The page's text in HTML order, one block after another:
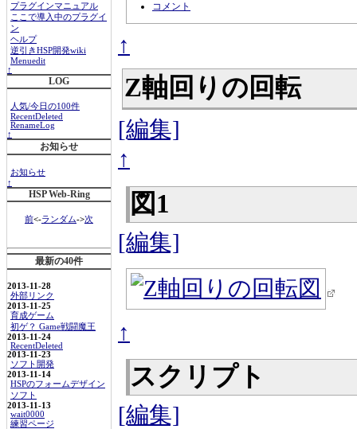
プラグインマニュアル
ここで導入中のプラグイ
ン
ヘルプ
逆引きHSP開発wiki
Menuedit
↑
LOG
人気/今日の100件
RecentDeleted
RenameLog
↑
お知らせ
お知らせ
↑
HSP Web-Ring
前<-ランダム->次
最新の40件
2013-11-28
外部リンク
2013-11-25
育成ゲーム
初ゲ？ Game戦闘魔王
2013-11-24
RecentDeleted
2013-11-23
ソフト開発
2013-11-14
HSPのフォームデザイン
ソフト
2013-11-13
wait0000
練習ページ
コメント
↑
Z軸回りの回転
[編集]
↑
図1
[編集]
↑
スクリプト
[編集]